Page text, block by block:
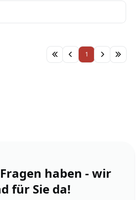
1
haben - wir
für Sie da!